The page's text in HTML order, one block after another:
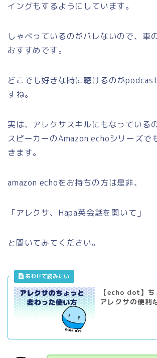
イングもするようにしています。
しゃべっているのがバレないので、車
おすすめです。
どこでも好きな時に聴けるのが
すね。
実は、アレクサスキルにもなっている
スピーカーのAmazon echoシリーズで
きます。
amazon echoをお持ちの方は是非、
「アレクサ、Hapa英会話を開いて」
と聞いてみてください。
【echo dot】
アレクサの便利